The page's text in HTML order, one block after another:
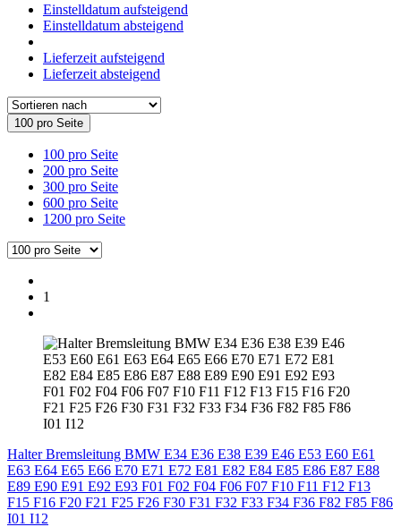
Einstelldatum aufsteigend
Einstelldatum absteigend
Lieferzeit aufsteigend
Lieferzeit absteigend
100 pro Seite
100 pro Seite
200 pro Seite
300 pro Seite
600 pro Seite
1200 pro Seite
1
Halter Bremsleitung BMW E34 E36 E38 E39 E46 E53 E60 E61
E63 E64 E65 E66 E70 E71 E72 E81 E82 E84 E85 E86 E87 E88
E89 E90 E91 E92 E93 F01 F02 F04 F06 F07 F10 F11 F12 F13
F15 F16 F20 F21 F25 F26 F30 F31 F32 F33 F34 F36 F82 F85 F86
I01 I12